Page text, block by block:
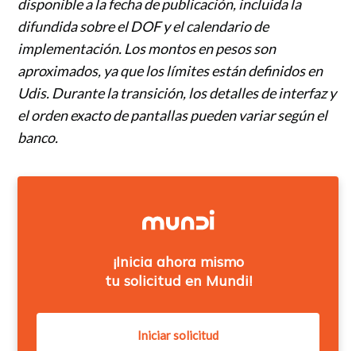
disponible a la fecha de publicación, incluida la
difundida sobre el DOF y el calendario de
implementación. Los montos en pesos son
aproximados, ya que los límites están definidos en
Udis. Durante la transición, los detalles de interfaz y
el orden exacto de pantallas pueden variar según el
banco.
¡Inicia ahora mismo
tu solicitud en Mundi!